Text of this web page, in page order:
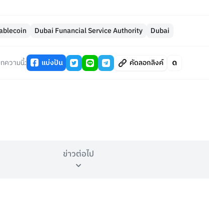
Dubai Funancial Service Authority Dubai
ความนี้: แบ่งปัน คัดลอกลิงค์
ข่าวต่อไป